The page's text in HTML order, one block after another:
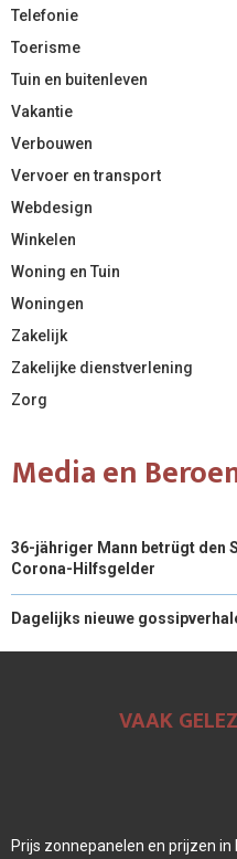
Telefonie
Toerisme
Tuin en buitenleven
Vakantie
Verbouwen
Vervoer en transport
Webdesign
Winkelen
Woning en Tuin
Woningen
Zakelijk
Zakelijke dienstverlening
Zorg
Media en
36-jähriger Mann betrügt den
Corona-Hilfsgelder
Dagelijks nieuwe
VAAK
Prijs zonnepanelen en prijzen in